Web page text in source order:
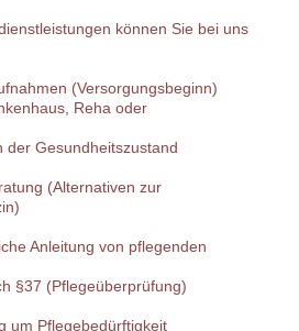
können Sie bei uns
(Versorgungsbeginn)
Reha oder
der Gesundheitszustand
(Alternativen zur
Anleitung von pflegenden
§37 (Pflegeüberprüfung)
um Pflegebedürftigkeit